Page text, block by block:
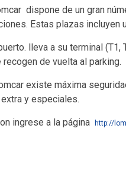
dispone de un gran
Estas plazas incluyen
lleva a su terminal (T1,
de vuelta al parking.
existe máxima
y especiales.
ingrese a la página http://